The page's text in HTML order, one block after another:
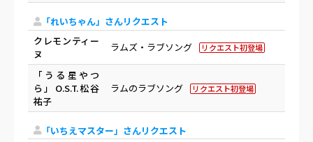
「れいちゃん」さんリクエスト
クレモンティー
ヌ
ラムズ・ラブソング リクエスト初登場
「うる星やつ
ら」O.S.T.松谷
祐子
ラムのラブソング リクエスト初登場
「いちえマスター」さんリクエスト